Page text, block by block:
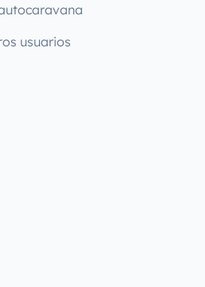
usuarios